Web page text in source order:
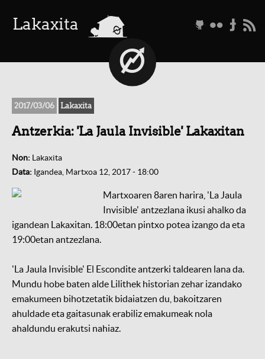
Lakaxita a g f t r
2017/03/06 Lakaxita
Antzerkia: 'La Jaula Invisible' Lakaxitan
Non: Lakaxita
Data: Igandea, Martxoa 12, 2017 - 18:00
Martxoaren 8aren harira, 'La Jaula
Invisible' antzezlana ikusi ahalko da
igandean Lakaxitan. 18:00etan pintxo potea izango da eta
19:00etan antzezlana.
'La Jaula Invisible' El Escondite antzerki taldearen lana da.
Mundu hobe baten alde Lilithek historian zehar izandako
emakumeen bihotzetatik bidaiatzen du, bakoitzaren
ahuldade eta gaitasunak erabiliz emakumeak nola
ahaldundu erakutsi nahiaz.